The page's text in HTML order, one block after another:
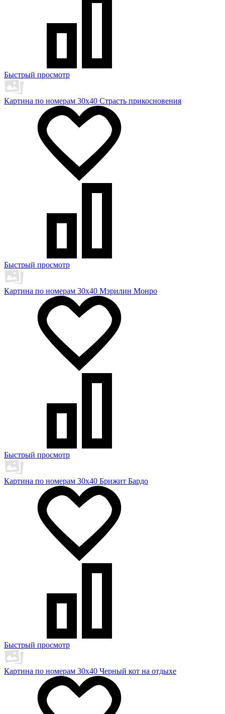
Быстрый просмотр
Картина по номерам 30х40 Страсть прикосновения
Быстрый просмотр
Картина по номерам 30х40 Мэрилин Монро
Быстрый просмотр
Картина по номерам 30х40 Брижит Бардо
Быстрый просмотр
Картина по номерам 30х40 Черный кот на отдыхе